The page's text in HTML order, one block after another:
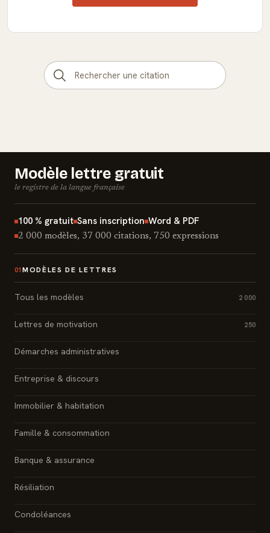
Modèle lettre gratuit
le registre de la langue française
100 % gratuit Sans inscription Word & PDF
2 000 modèles, 37 000 citations, 750 expressions
01 MODÈLES DE LETTRES
Tous les modèles 2 000
Lettres de motivation 250
Démarches administratives
Entreprise & discours
Immobilier & habitation
Famille & consommation
Banque & assurance
Résiliation
Condoléances